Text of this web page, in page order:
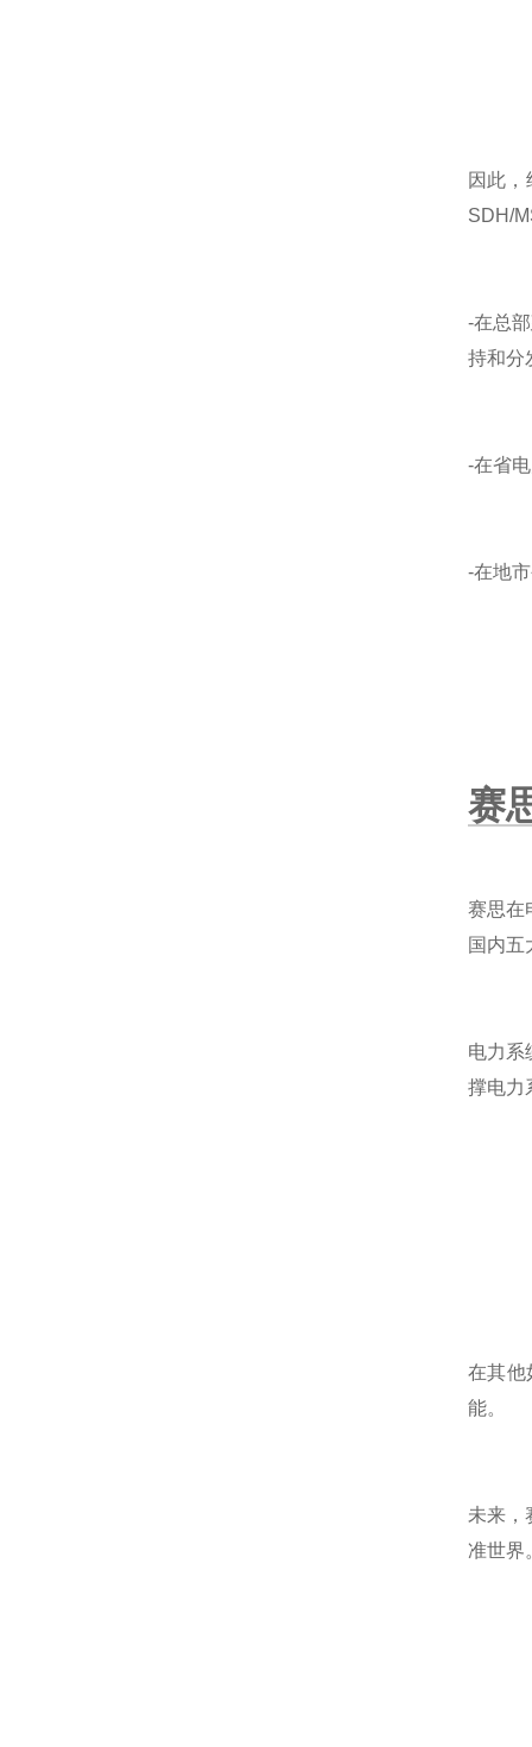
因此，
SDH/
-在总
持和分
-在省
-在地
赛
赛思在
国内五
电力系
撑电力
在其他
能。
未来，
准世界